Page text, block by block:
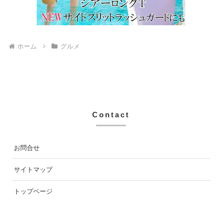
ホーム グルメ
Contact
お問合せ
サイトマップ
トップページ